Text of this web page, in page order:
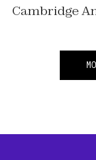
Cambridge